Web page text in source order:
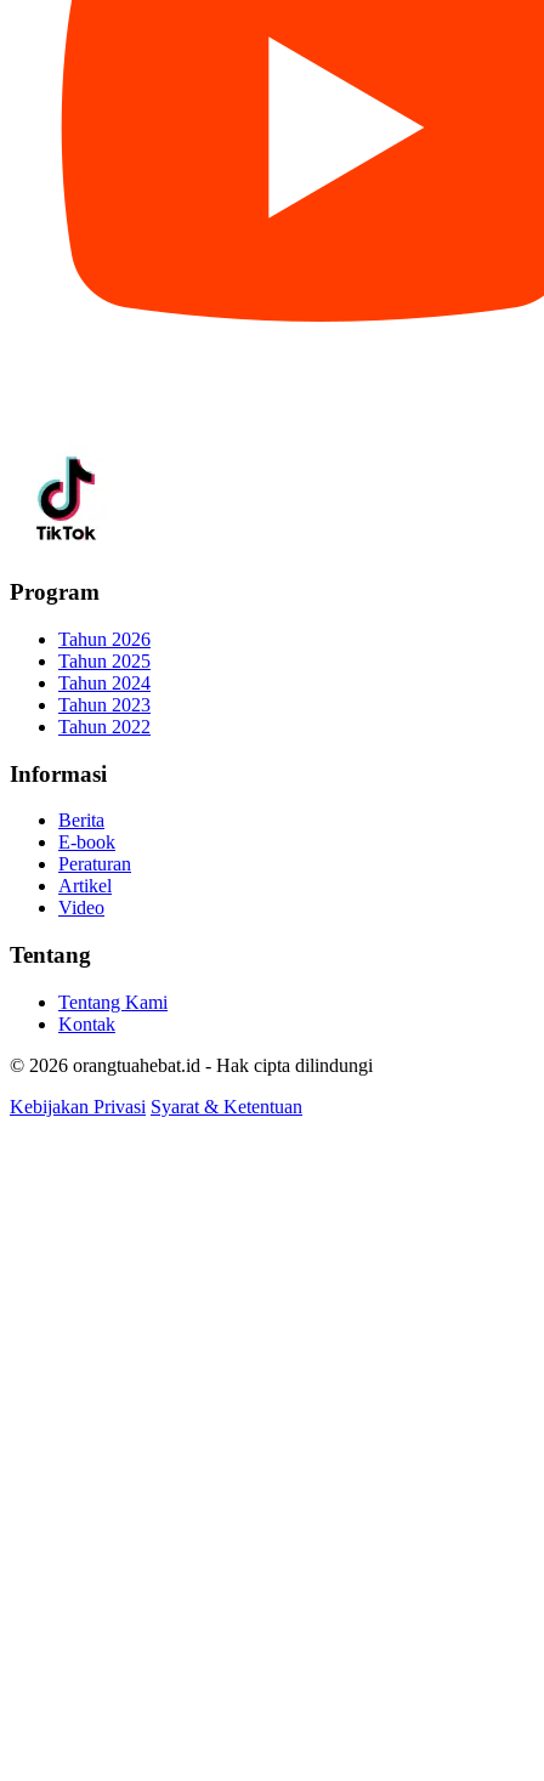
Program
Tahun 2026
Tahun 2025
Tahun 2024
Tahun 2023
Tahun 2022
Informasi
Berita
E-book
Peraturan
Artikel
Video
Tentang
Tentang Kami
Kontak
© 2026 orangtuahebat.id - Hak cipta dilindungi
Kebijakan Privasi Syarat & Ketentuan